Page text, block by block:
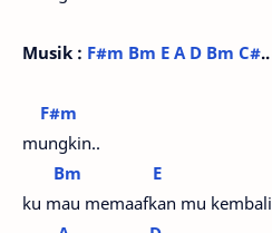
Musik : F#m Bm E A D Bm C#..
F#m
mungkin..
Bm
E
ku mau memaafkan mu kembali